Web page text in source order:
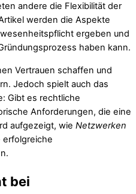
andere die Flexibilität der
werden die Aspekte
ergeben und
haben kann.
Vertrauen schaffen und
Jedoch spielt auch das
Gibt es rechtliche
Anforderungen, die eine
aufgezeigt, wie Netzwerken
erfolgreiche
bei